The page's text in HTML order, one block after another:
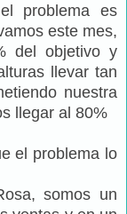
problema es
este mes,
del objetivo y
llevar tan
nuestra
llegar al 80%
el problema lo
somos un